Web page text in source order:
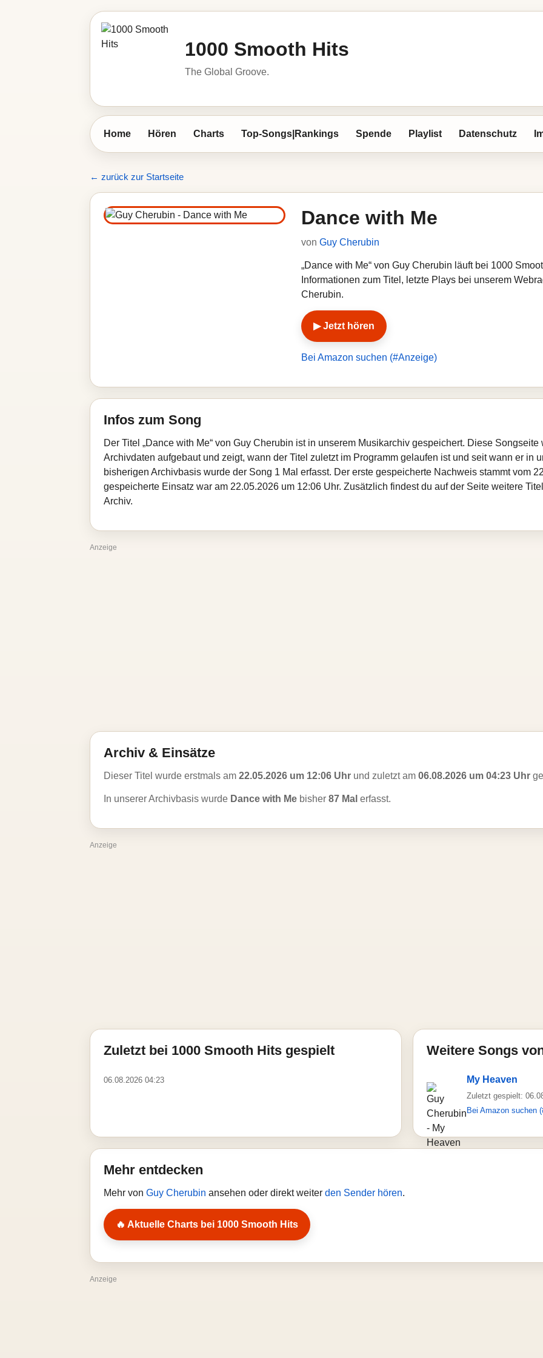
1000 Smooth Hits
The Global Groove.
Home Hören Charts Top-Songs|Rankings Spende Playlist Datenschutz
← zurück zur Startseite
Dance with Me
von Guy Cherubin
„Dance with Me“ von Guy Cherubin läuft bei 1000
Informationen zum Titel, letzte Plays bei unserem
Cherubin.
▶ Jetzt hören
Bei Amazon suchen (#Anzeige)
Infos zum Song
Der Titel „Dance with Me“ von Guy Cherubin ist in unserem Musikarchiv gespeichert. Diese
Archivdaten aufgebaut und zeigt, wann der Titel zuletzt im Programm gelaufen ist und seit wann er in
bisherigen Archivbasis wurde der Song 1 Mal erfasst. Der erste gespeicherte Nachweis stammt vom
gespeicherte Einsatz war am 22.05.2026 um 12:06 Uhr. Zusätzlich findest du auf der Seite weitere
Archiv.
Anzeige
Archiv & Einsätze
Dieser Titel wurde erstmals am 22.05.2026 um 12:06 Uhr und zuletzt am 06.08.2026 um 04:23 Uhr
In unserer Archivbasis wurde Dance with Me bisher 87 Mal erfasst.
Anzeige
Zuletzt bei 1000 Smooth Hits gespielt
06.08.2026 04:23
Weitere Songs
My Heaven
Zuletzt gespielt:
Bei Amazon suchen
Mehr entdecken
Mehr von Guy Cherubin ansehen oder direkt weiter den Sender hören.
🔥 Aktuelle Charts bei 1000 Smooth Hits
Anzeige